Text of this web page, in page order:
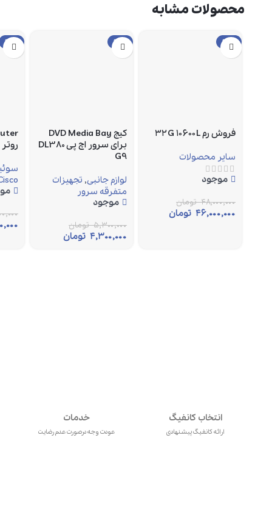
محصولات مشابه
حراج
فروش رم ۳۲G ۱۰۶۰۰L
سایر محصولات
موجود
۴۸,۰۰۰,۰۰۰ تومان
۴۶,۰۰۰,۰۰۰ تومان
حراج
کیج DVD Media Bay
برای سرور اچ پی DL380
G9
لوازم جانبی, تجهیزات
متفرقه سرور
موجود
۵,۳۰۰,۰۰۰ تومان
۴,۳۰۰,۰۰۰ تومان
حراج
انتخاب کانفیگ
ارائه کانفیگ پیشنهادی
خدمات
عودت وجه درصورت عدم رضایت